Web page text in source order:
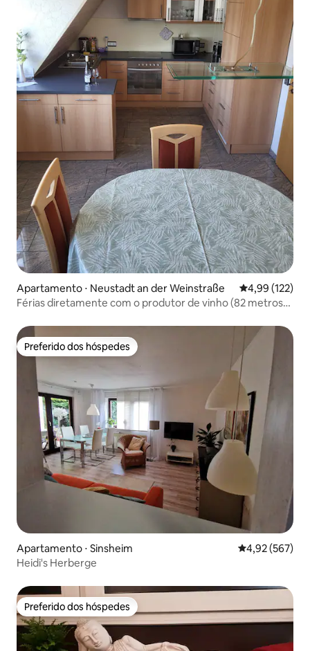
Apartamento ⋅ Neustadt an der Weinstraße 4,99 de uma
4,99 (122)
Férias diretamente com o produtor de vinho (82 metros
Preferido dos hóspedes
Preferido dos hóspedes
Apartamento ⋅ Sinsheim 4,92 de uma
4,92 (567)
Heidi's Herberge
Preferido dos hóspedes
Preferido dos hóspedes